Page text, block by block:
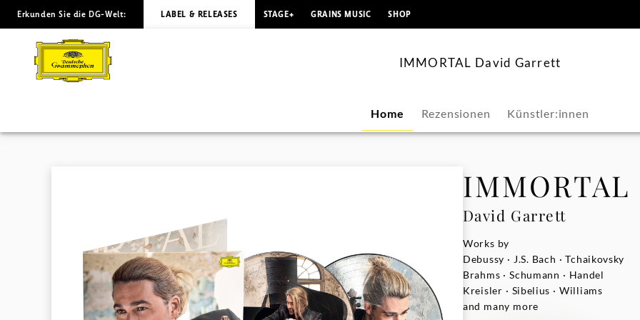
IMMORTAL
David
|
Erkunden Sie die DG-Welt: LABEL & RELEASES STAGE+ GRAINS MUSIC SHOP
IMMORTAL David Garrett
Home Rezensionen Künstler:innen
IMMORTAL
David Garrett
Works by
Debussy · J.S. Bach · Tchaikovsky
Brahms · Schumann · Handel
Kreisler · Sibelius · Williams
and many more